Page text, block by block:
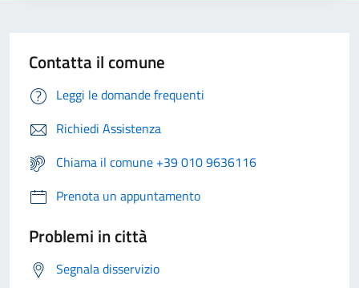
Contatta il comune
Leggi le domande frequenti
Richiedi Assistenza
Chiama il comune +39 010 9636116
Prenota un appuntamento
Problemi in città
Segnala disservizio